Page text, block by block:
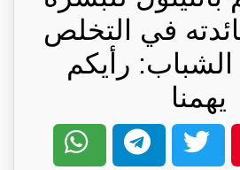
في التخلص
رأيكم
يهمنا